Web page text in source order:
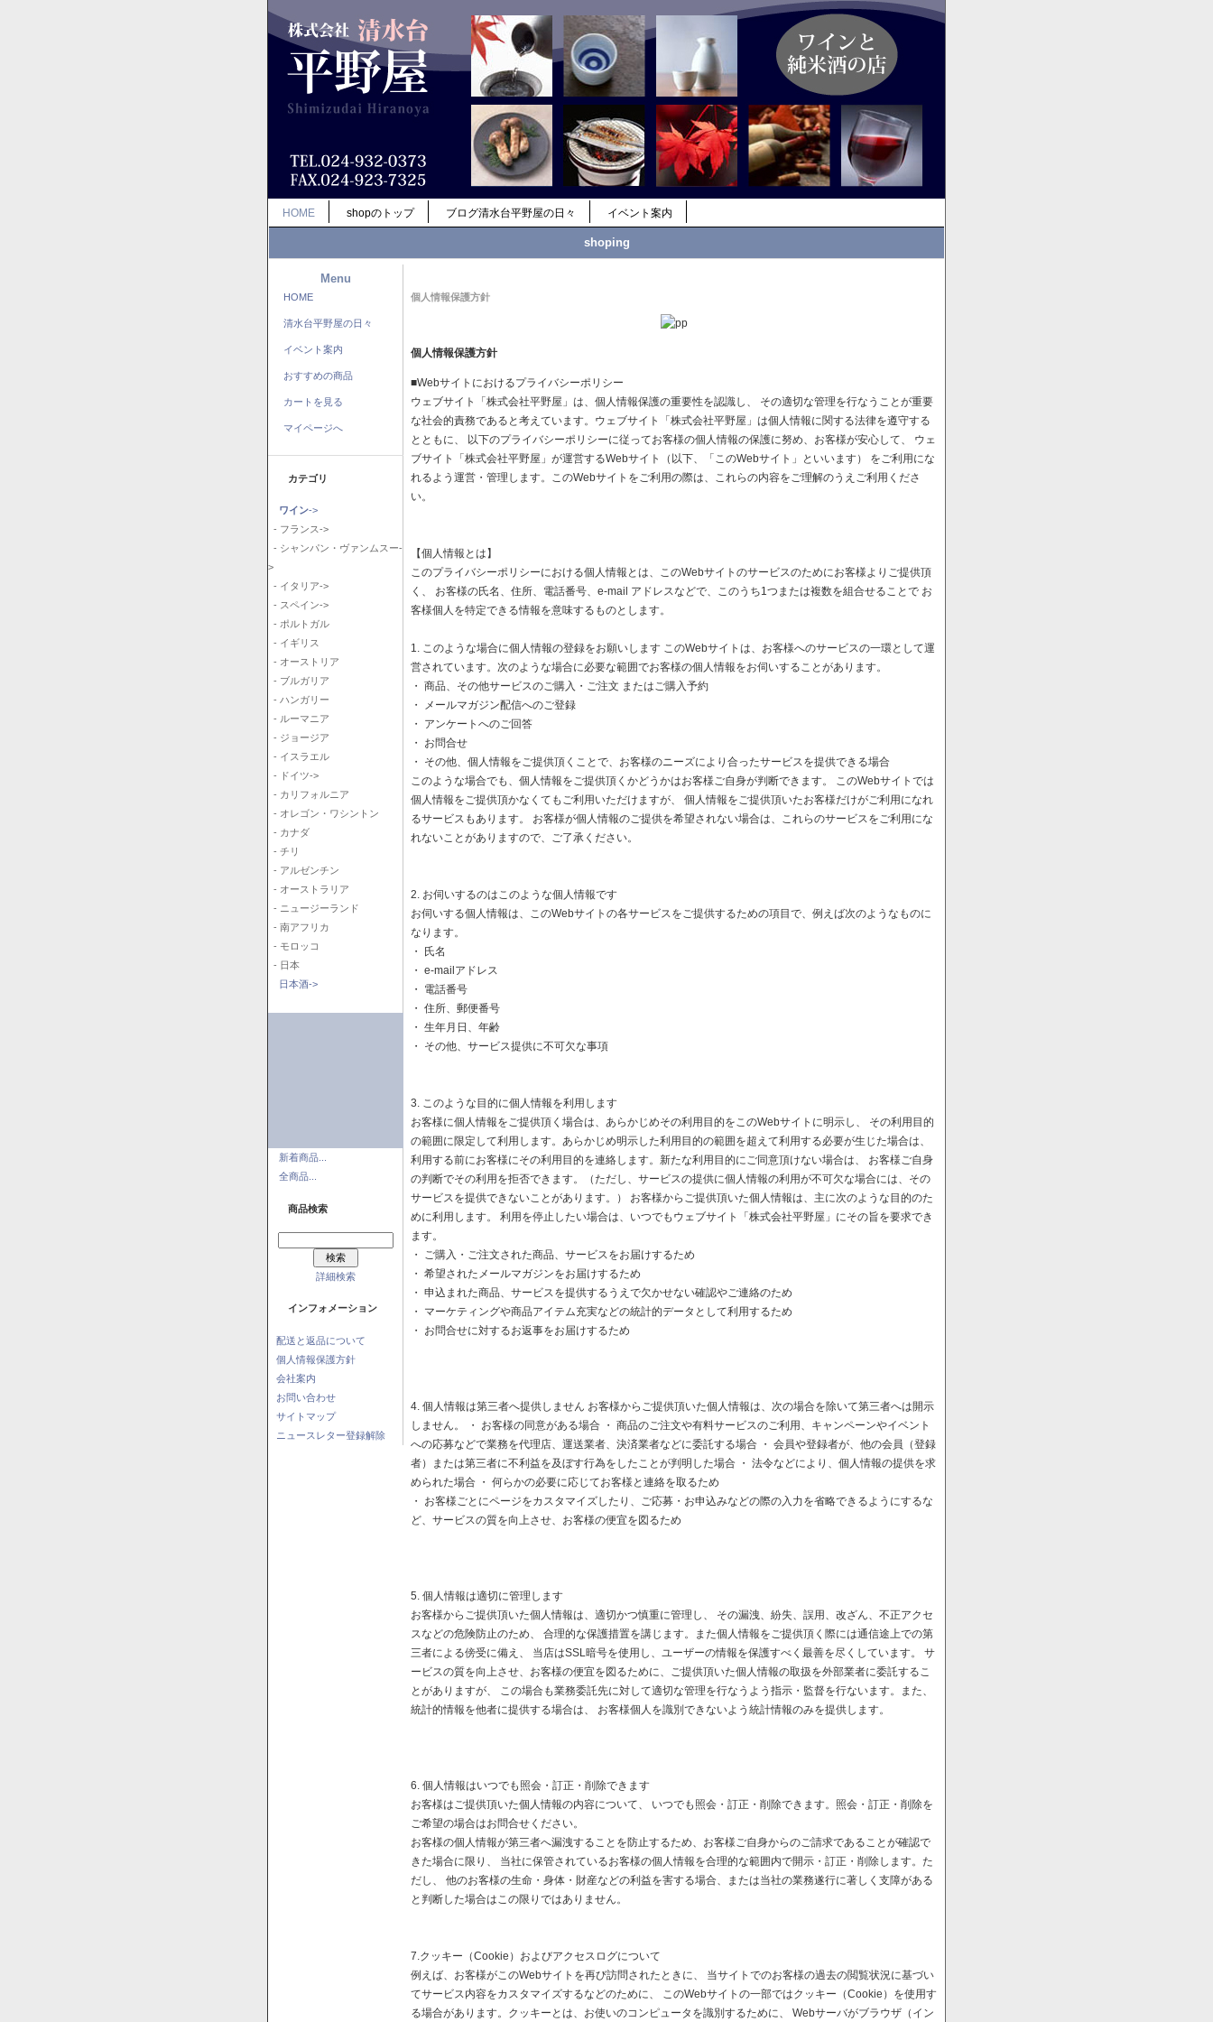
HOME shopのトップ ブログ清水台平野屋の日々 イベント案内
shoping
Menu
HOME
清水台平野屋の日々
イベント案内
おすすめの商品
カートを見る
マイページへ
カテゴリ
ワイン->
- フランス->
- シャンパン・ヴァンムスー-
>
- イタリア->
- スペイン->
- ポルトガル
- イギリス
- オーストリア
- ブルガリア
- ハンガリー
- ルーマニア
- ジョージア
- イスラエル
- ドイツ->
- カリフォルニア
- オレゴン・ワシントン
- カナダ
- チリ
- アルゼンチン
- オーストラリア
- ニュージーランド
- 南アフリカ
- モロッコ
- 日本
日本酒->
新着商品...
全商品...
商品検索
詳細検索
インフォメーション
配送と返品について
個人情報保護方針
会社案内
お問い合わせ
サイトマップ
ニュースレター登録解除
個人情報保護方針
個人情報保護方針
■Webサイトにおけるプライバシーポリシー
ウェブサイト「株式会社平野屋」は、個人情報保護の重要性を認識し、 その適切な管理を行なうことが重要
な社会的責務であると考えています。ウェブサイト「株式会社平野屋」は個人情報に関する法律を遵守する
とともに、 以下のプライバシーポリシーに従ってお客様の個人情報の保護に努め、お客様が安心して、 ウェ
ブサイト「株式会社平野屋」が運営するWebサイト（以下、「このWebサイト」といいます） をご利用にな
れるよう運営・管理します。このWebサイトをご利用の際は、これらの内容をご理解のうえご利用くださ
い。
【個人情報とは】
このプライバシーポリシーにおける個人情報とは、このWebサイトのサービスのためにお客様よりご提供頂
く、 お客様の氏名、住所、電話番号、e-mail アドレスなどで、このうち1つまたは複数を組合せることで お
客様個人を特定できる情報を意味するものとします。
1. このような場合に個人情報の登録をお願いします このWebサイトは、お客様へのサービスの一環として運
営されています。次のような場合に必要な範囲でお客様の個人情報をお伺いすることがあります。
・ 商品、その他サービスのご購入・ご注文 またはご購入予約
・ メールマガジン配信へのご登録
・ アンケートへのご回答
・ お問合せ
・ その他、個人情報をご提供頂くことで、お客様のニーズにより合ったサービスを提供できる場合
このような場合でも、個人情報をご提供頂くかどうかはお客様ご自身が判断できます。 このWebサイトでは
個人情報をご提供頂かなくてもご利用いただけますが、 個人情報をご提供頂いたお客様だけがご利用になれ
るサービスもあります。 お客様が個人情報のご提供を希望されない場合は、これらのサービスをご利用にな
れないことがありますので、ご了承ください。
2. お伺いするのはこのような個人情報です
お伺いする個人情報は、このWebサイトの各サービスをご提供するための項目で、例えば次のようなものに
なります。
・ 氏名
・ e-mailアドレス
・ 電話番号
・ 住所、郵便番号
・ 生年月日、年齢
・ その他、サービス提供に不可欠な事項
3. このような目的に個人情報を利用します
お客様に個人情報をご提供頂く場合は、あらかじめその利用目的をこのWebサイトに明示し、 その利用目的
の範囲に限定して利用します。あらかじめ明示した利用目的の範囲を超えて利用する必要が生じた場合は、
利用する前にお客様にその利用目的を連絡します。新たな利用目的にご同意頂けない場合は、 お客様ご自身
の判断でその利用を拒否できます。（ただし、サービスの提供に個人情報の利用が不可欠な場合には、その
サービスを提供できないことがあります。） お客様からご提供頂いた個人情報は、主に次のような目的のた
めに利用します。 利用を停止したい場合は、いつでもウェブサイト「株式会社平野屋」にその旨を要求でき
ます。
・ ご購入・ご注文された商品、サービスをお届けするため
・ 希望されたメールマガジンをお届けするため
・ 申込まれた商品、サービスを提供するうえで欠かせない確認やご連絡のため
・ マーケティングや商品アイテム充実などの統計的データとして利用するため
・ お問合せに対するお返事をお届けするため
4. 個人情報は第三者へ提供しません お客様からご提供頂いた個人情報は、次の場合を除いて第三者へは開示
しません。 ・ お客様の同意がある場合 ・ 商品のご注文や有料サービスのご利用、キャンペーンやイベント
への応募などで業務を代理店、運送業者、決済業者などに委託する場合 ・ 会員や登録者が、他の会員（登録
者）または第三者に不利益を及ぼす行為をしたことが判明した場合 ・ 法令などにより、個人情報の提供を求
められた場合 ・ 何らかの必要に応じてお客様と連絡を取るため
・ お客様ごとにページをカスタマイズしたり、ご応募・お申込みなどの際の入力を省略できるようにするな
ど、サービスの質を向上させ、お客様の便宜を図るため
5. 個人情報は適切に管理します
お客様からご提供頂いた個人情報は、適切かつ慎重に管理し、 その漏洩、紛失、誤用、改ざん、不正アクセ
スなどの危険防止のため、 合理的な保護措置を講じます。また個人情報をご提供頂く際には通信途上での第
三者による傍受に備え、 当店はSSL暗号を使用し、ユーザーの情報を保護すべく最善を尽くしています。 サ
ービスの質を向上させ、お客様の便宜を図るために、ご提供頂いた個人情報の取扱を外部業者に委託するこ
とがありますが、 この場合も業務委託先に対して適切な管理を行なうよう指示・監督を行ないます。また、
統計的情報を他者に提供する場合は、 お客様個人を識別できないよう統計情報のみを提供します。
6. 個人情報はいつでも照会・訂正・削除できます
お客様はご提供頂いた個人情報の内容について、 いつでも照会・訂正・削除できます。照会・訂正・削除を
ご希望の場合はお問合せください。
お客様の個人情報が第三者へ漏洩することを防止するため、お客様ご自身からのご請求であることが確認で
きた場合に限り、 当社に保管されているお客様の個人情報を合理的な範囲内で開示・訂正・削除します。た
だし、 他のお客様の生命・身体・財産などの利益を害する場合、または当社の業務遂行に著しく支障がある
と判断した場合はこの限りではありません。
7.クッキー（Cookie）およびアクセスログについて
例えば、お客様がこのWebサイトを再び訪問されたときに、 当サイトでのお客様の過去の閲覧状況に基づい
てサービス内容をカスタマイズするなどのために、 このWebサイトの一部ではクッキー（Cookie）を使用す
る場合があります。クッキーとは、お使いのコンピュータを識別するために、 Webサーバがブラウザ（イン